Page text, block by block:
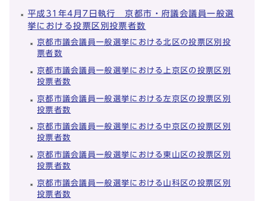
平成31年4月7日執行 京都市・府議会議員一般選
挙における投票区別投票者数
京都市議会議員一般選挙における北区の投票区別投
票者数
京都市議会議員一般選挙における上京区の投票区別
投票者数
京都市議会議員一般選挙における左京区の投票区別
投票者数
京都市議会議員一般選挙における中京区の投票区別
投票者数
京都市議会議員一般選挙における東山区の投票区別
投票者数
京都市議会議員一般選挙における山科区の投票区別
投票者数